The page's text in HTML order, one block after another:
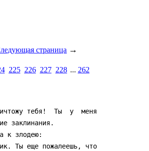
страница →
225 226 227 228 ... 262